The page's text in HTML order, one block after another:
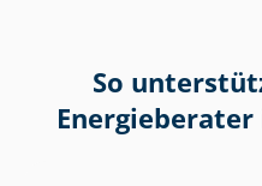
So
Energieberater